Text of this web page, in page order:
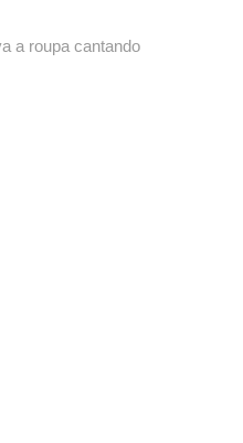
a roupa cantando